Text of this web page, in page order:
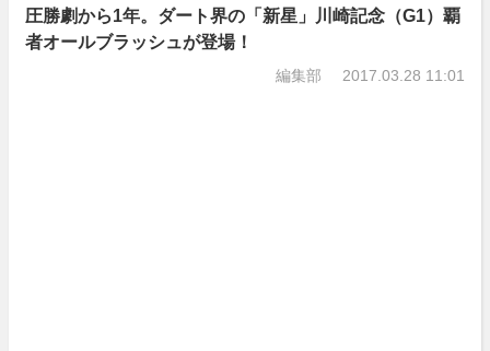
圧勝劇から1年。ダート界の「新星」川崎記念（G1）覇
者オールブラッシュが登場！
編集部 2017.03.28 11:01